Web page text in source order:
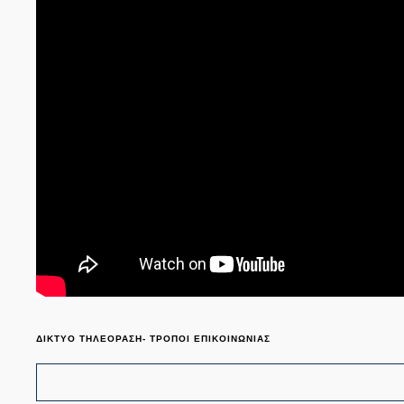
ΔΙΚΤΥΟ ΤΗΛΕΟΡΑΣΗ- ΤΡΟΠΟΙ ΕΠΙΚΟΙΝΩΝΙΑΣ